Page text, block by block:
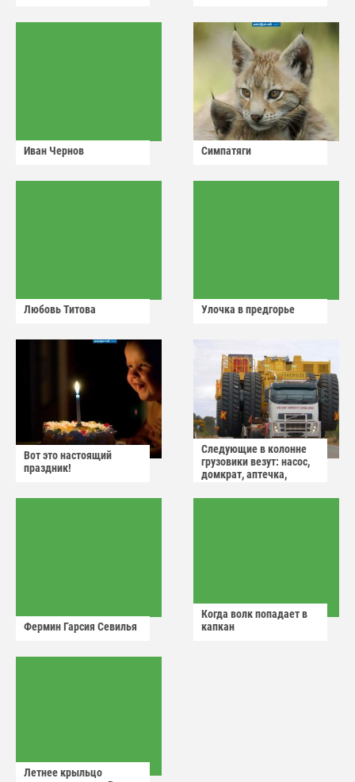
Иван Чернов Симпатяги
Любовь Титова Улочка в предгорье
Вот это настоящий
праздник!
Следующие в колонне
грузовики везут: насос,
домкрат, аптечка,
Фермин Гарсия Севилья
Когда волк попадает в
капкан
Летнее крыльцо